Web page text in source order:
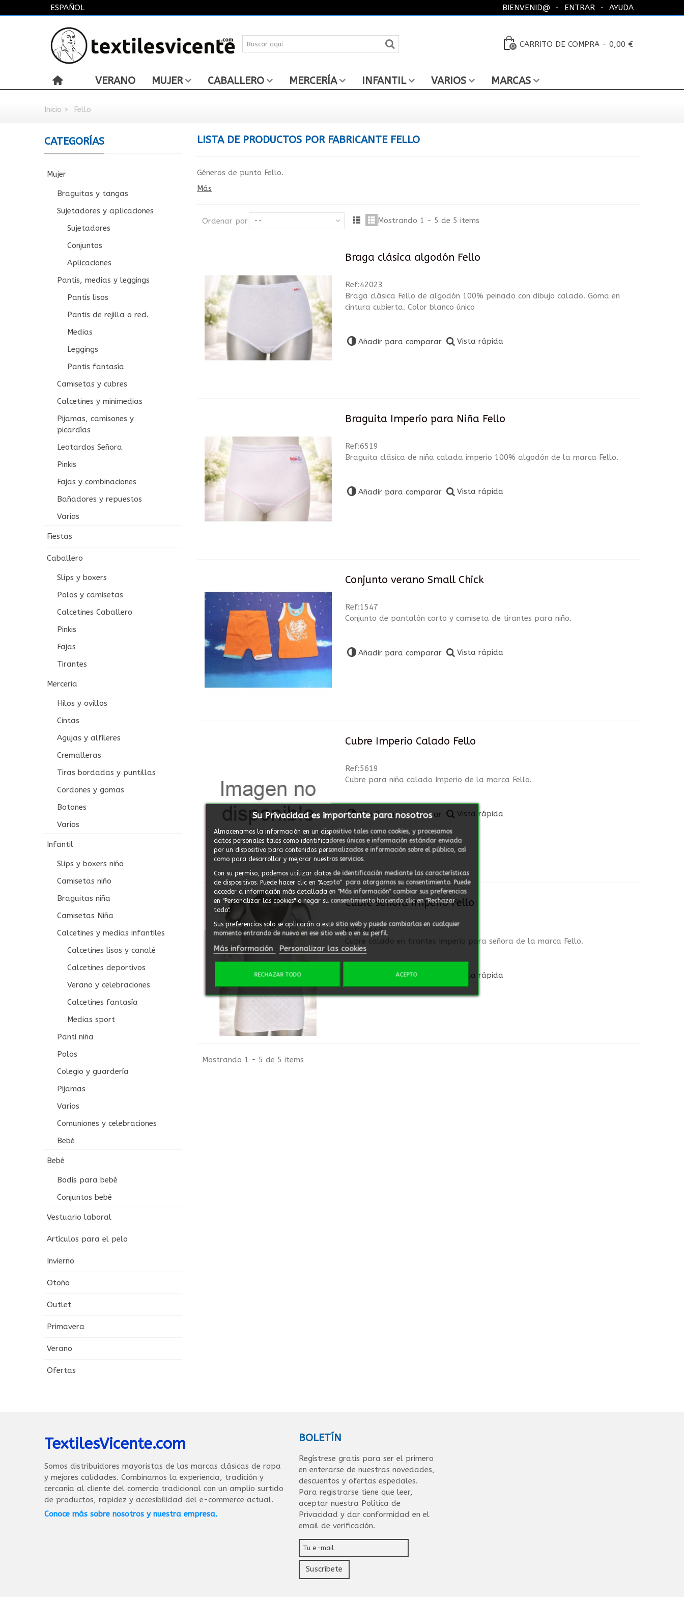
ESPAÑOL AYUDA
ENTRAR
BIENVENID@
0 CARRITO DE COMPRA - 0,00 €
Su Privacidad es importante para nosotros
Almacenamos la información en un dispositivo tales como cookies, y procesamos
datos personales tales como identificadores únicos e información estándar enviada
por un dispositivo para contenidos personalizados e información sobre el público, así
como para desarrollar y mejorar nuestros servicios.
Con su permiso, podemos utilizar datos de identificación mediante las características
de dispositivos. Puede hacer clic en "Acepto" para otorgarnos su consentimiento. Puede
acceder a información más detallada en "Más información" cambiar sus preferencias
en "Personalizar las cookies" o negar su consentimiento haciendo clic en "Rechazar
todo".
Sus preferencias solo se aplicarán a este sitio web y puede cambiarlas en cualquier
momento entrando de nuevo en ese sitio web o en su perfil.
Más información Personalizar las cookies
RECHAZAR TODO ACEPTO
VERANO MUJER CABALLERO MERCERÍA INFANTIL VARIOS MARCAS
Inicio > Fello
CATEGORÍAS
Mujer
Braguitas y tangas
Sujetadores y aplicaciones
Sujetadores
Conjuntos
Aplicaciones
Pantis, medias y leggings
Pantis lisos
Pantis de rejilla o red.
Medias
Leggings
Pantis fantasía
Camisetas y cubres
Calcetines y minimedias
Pijamas, camisones y
picardías
Leotardos Señora
Pinkis
Fajas y combinaciones
Bañadores y repuestos
Varios
Fiestas
Caballero
Slips y boxers
Polos y camisetas
Calcetines Caballero
Pinkis
Fajas
Tirantes
Mercería
Hilos y ovillos
Cintas
Agujas y alfileres
Cremalleras
Tiras bordadas y puntillas
Cordones y gomas
Botones
Varios
Infantil
Slips y boxers niño
Camisetas niño
Braguitas niña
Camisetas Niña
Calcetines y medias infantiles
Calcetines lisos y canalé
Calcetines deportivos
Verano y celebraciones
Calcetines fantasía
Medias sport
Panti niña
Polos
Colegio y guardería
Pijamas
Varios
Comuniones y celebraciones
Bebé
Bebé
Bodis para bebé
Conjuntos bebé
Vestuario laboral
Artículos para el pelo
Invierno
Otoño
Outlet
Primavera
Verano
Ofertas
LISTA DE PRODUCTOS POR FABRICANTE FELLO
Géneros de punto Fello.
Más
Ordenar por -- Mostrando 1 - 5 de 5 items
Braga clásica algodón Fello
Ref:42023
Braga clásica Fello de algodón 100% peinado con dibujo calado. Goma en
cintura cubierta. Color blanco único
Añadir para comparar Vista rápida
Braguita Imperio para Niña Fello
Ref:6519
Braguita clásica de niña calada imperio 100% algodón de la marca Fello.
Añadir para comparar Vista rápida
Conjunto verano Small Chick
Ref:1547
Conjunto de pantalón corto y camiseta de tirantes para niño.
Añadir para comparar Vista rápida
Cubre Imperio Calado Fello
Ref:5619
Cubre para niña calado Imperio de la marca Fello.
Añadir para comparar Vista rápida
Cubre señora Imperio Fello
Ref:44443
Cubre calado en tirantes Imperio para señora de la marca Fello.
Añadir para comparar Vista rápida
Mostrando 1 - 5 de 5 items
TextilesVicente.com
Somos distribuidores mayoristas de las marcas clásicas de ropa
y mejores calidades. Combinamos la experiencia, tradición y
cercanía al cliente del comercio tradicional con un amplio surtido
de productos, rapidez y accesibilidad del e-commerce actual.
Conoce más sobre nosotros y nuestra empresa.
BOLETÍN
Regístrese gratis para ser el primero
en enterarse de nuestras novedades,
descuentos y ofertas especiales.
Para registrarse tiene que leer,
aceptar nuestra Política de
Privacidad y dar conformidad en el
email de verificación.
Suscríbete